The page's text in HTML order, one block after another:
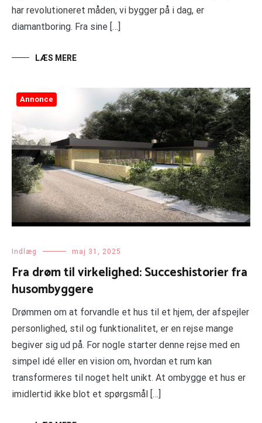
har revolutioneret måden, vi bygger på i dag, er
diamantboring. Fra sine […]
LÆS MERE
Annonce
Indlæg maj 31, 2025
Fra drøm til virkelighed: Succeshistorier fra
husombyggere
Drømmen om at forvandle et hus til et hjem, der afspejler
personlighed, stil og funktionalitet, er en rejse mange
begiver sig ud på. For nogle starter denne rejse med en
simpel idé eller en vision om, hvordan et rum kan
transformeres til noget helt unikt. At ombygge et hus er
imidlertid ikke blot et spørgsmål […]